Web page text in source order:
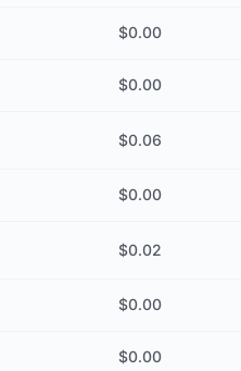
$0.00
$0.00
$0.06
$0.00
$0.02
$0.00
$0.00